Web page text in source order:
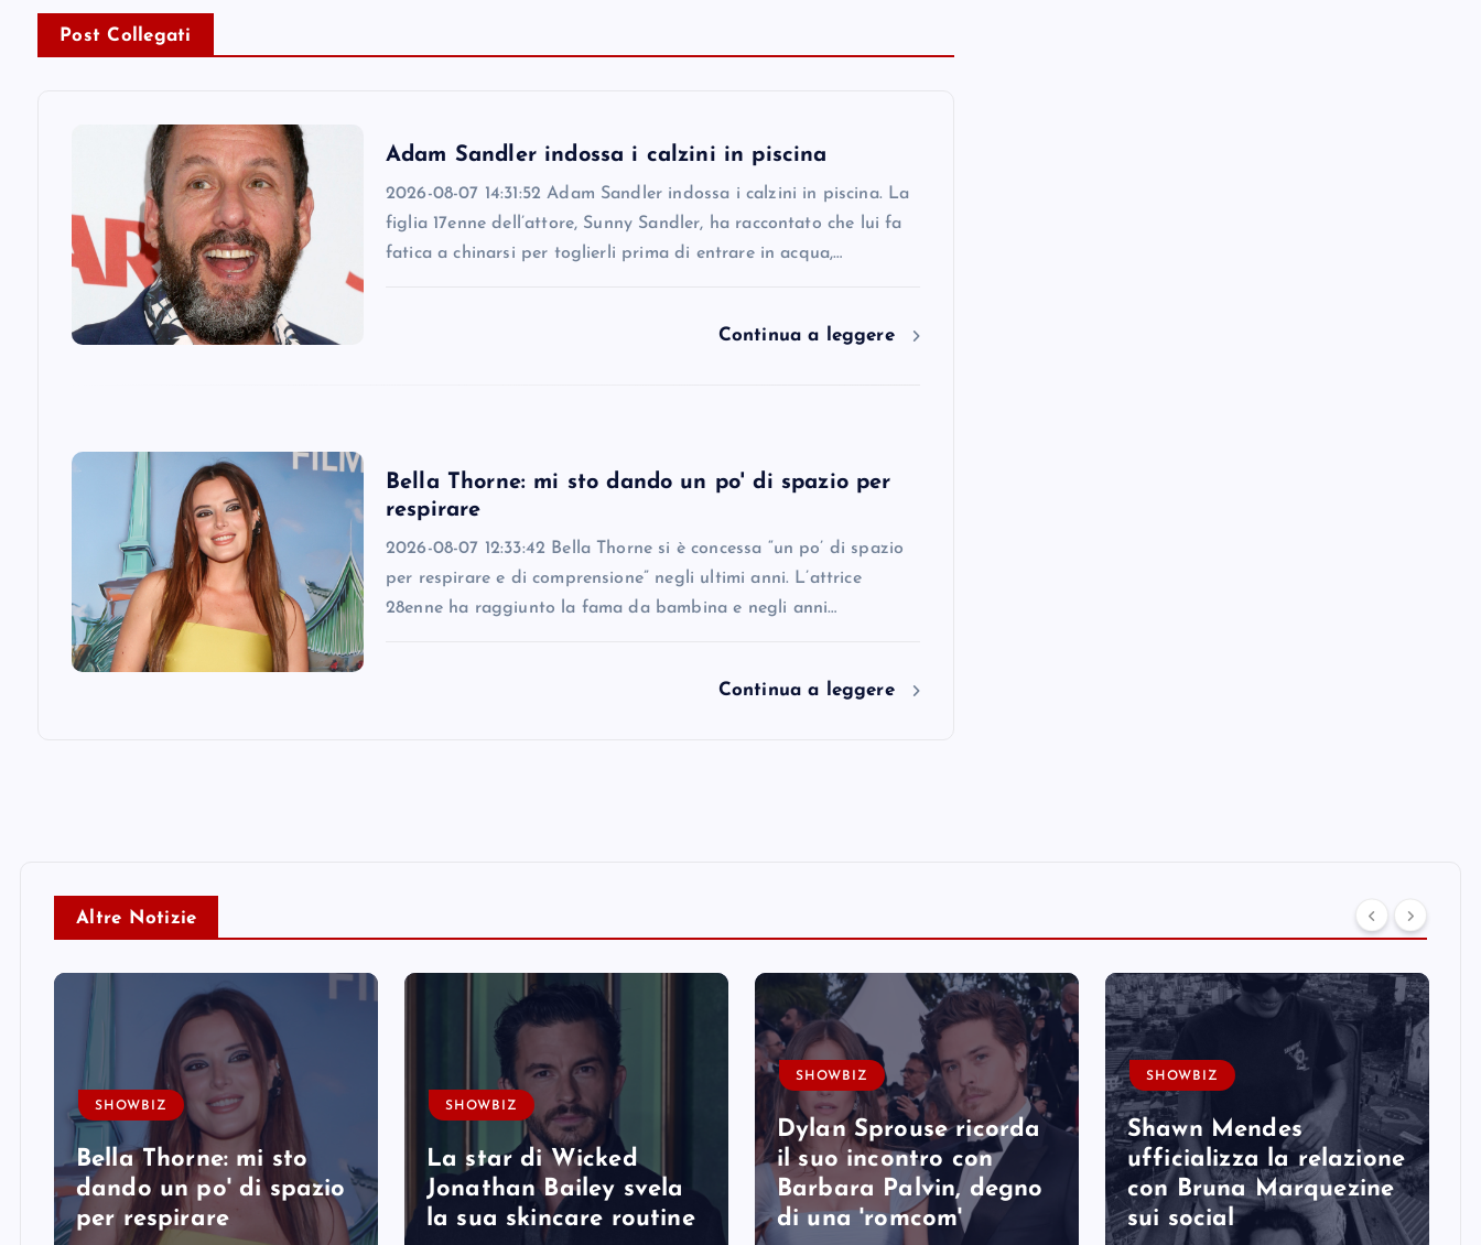
Post Collegati
Adam Sandler indossa i calzini in piscina
2026-08-07 14:31:52 Adam Sandler indossa i calzini in piscina. La
figlia 17enne dell’attore, Sunny Sandler, ha raccontato che lui fa
fatica a chinarsi per toglierli prima di entrare in acqua,…
Continua a leggere
Bella Thorne: mi sto dando un po' di spazio per
respirare
2026-08-07 12:33:42 Bella Thorne si è concessa “un po’ di spazio
per respirare e di comprensione” negli ultimi anni. L’attrice
28enne ha raggiunto la fama da bambina e negli anni…
Continua a leggere
Altre Notizie
SHOWBIZ
Bella Thorne: mi sto
dando un po' di spazio
per respirare
SHOWBIZ
La star di Wicked
Jonathan Bailey svela
la sua skincare routine
SHOWBIZ
Dylan Sprouse ricorda
il suo incontro con
Barbara Palvin, degno
di una 'romcom'
SHOWBIZ
Shawn Mendes
ufficializza la relazione
con Bruna Marquezine
sui social